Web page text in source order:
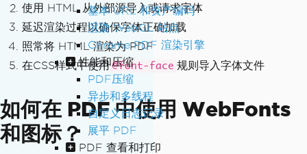
基本 URL 和资产编码
渲染 WebGL 站点
Chrome PDF 渲染引擎
性能和压缩
PDF压缩
异步和多线程
自定义日志记录
展平 PDF
PDF 查看和打印
使用 HTML 从外部源导入或请求字体
延迟渲染过程以确保字体正确加载
照常将 HTML 渲染为 PDF
在CSS样式中使用 @font-face 规则导入字体文件
如何在 PDF 中使用 WebFonts
和图标？